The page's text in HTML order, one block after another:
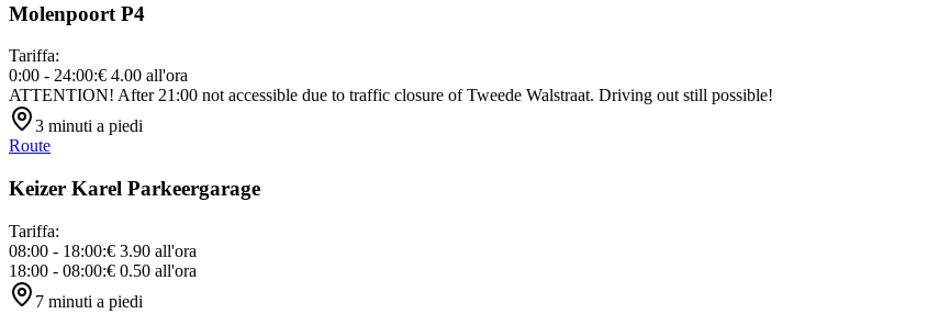
Molenpoort P4
Tariffa:
0:00 - 24:00:€ 4.00 all'ora
ATTENTION! After 21:00 not accessible due to traffic closure of Tweede Walstraat. Driving out still possible!
3 minuti a piedi
Route
Keizer Karel Parkeergarage
Tariffa:
08:00 - 18:00:€ 3.90 all'ora
18:00 - 08:00:€ 0.50 all'ora
7 minuti a piedi